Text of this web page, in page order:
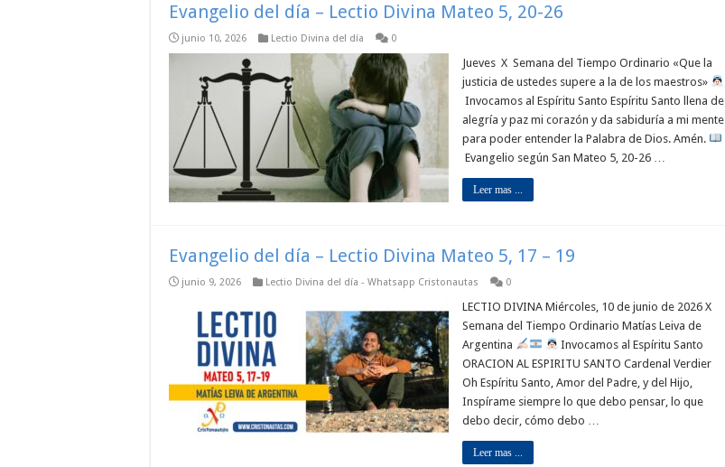
Evangelio del día – Lectio Divina Mateo 5, 20-26
junio 10, 2026 Lectio Divina del día 0
Jueves X Semana del Tiempo Ordinario «Que la
justicia de ustedes supere a la de los maestros»
Invocamos al Espíritu Santo Espíritu Santo llena de
alegría y paz mi corazón y da sabiduría a mi mente
para poder entender la Palabra de Dios. Amén.
Evangelio según San Mateo 5, 20-26 …
Leer mas ...
Evangelio del día – Lectio Divina Mateo 5, 17 – 19
junio 9, 2026 Lectio Divina del día - Whatsapp Cristonautas 0
LECTIO DIVINA Miércoles, 10 de junio de 2026 X
Semana del Tiempo Ordinario Matías Leiva de
Argentina
Invocamos al Espíritu Santo
ORACION AL ESPIRITU SANTO Cardenal Verdier
Oh Espíritu Santo, Amor del Padre, y del Hijo,
Inspírame siempre lo que debo pensar, lo que
debo decir, cómo debo …
Leer mas ...